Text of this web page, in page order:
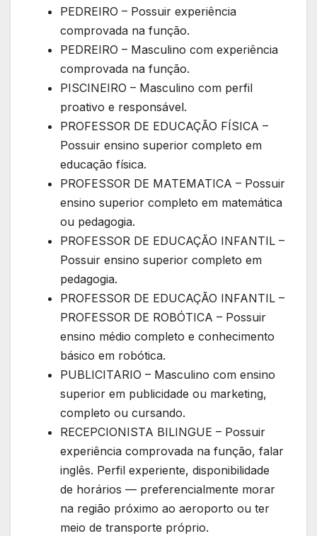
PEDREIRO – Possuir experiência
comprovada na função.
PEDREIRO – Masculino com experiência
comprovada na função.
PISCINEIRO – Masculino com perfil
proativo e responsável.
PROFESSOR DE EDUCAÇÃO FÍSICA –
Possuir ensino superior completo em
educação física.
PROFESSOR DE MATEMATICA – Possuir
ensino superior completo em matemática
ou pedagogia.
PROFESSOR DE EDUCAÇÃO INFANTIL –
Possuir ensino superior completo em
pedagogia.
PROFESSOR DE EDUCAÇÃO INFANTIL –
PROFESSOR DE ROBÓTICA – Possuir
ensino médio completo e conhecimento
básico em robótica.
PUBLICITARIO – Masculino com ensino
superior em publicidade ou marketing,
completo ou cursando.
RECEPCIONISTA BILINGUE – Possuir
experiência comprovada na função, falar
inglês. Perfil experiente, disponibilidade
de horários — preferencialmente morar
na região próximo ao aeroporto ou ter
meio de transporte próprio.